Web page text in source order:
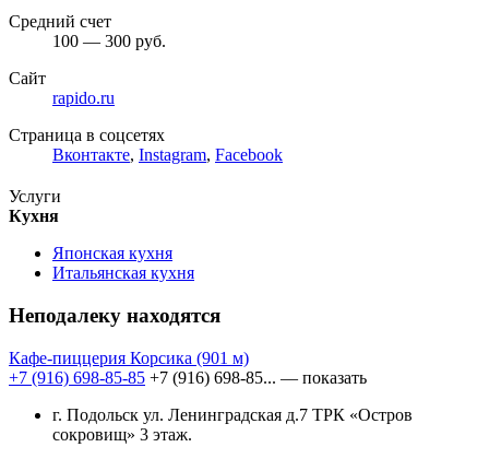
Средний счет
100 — 300 руб.
Сайт
rapido.ru
Страница в соцсетях
Вконтакте, Instagram, Facebook
Услуги
Кухня
Японская кухня
Итальянская кухня
Неподалеку находятся
Кафе-пиццерия Корсика (901 м)
+7 (916) 698-85-85 +7 (916) 698-85... — показать
г. Подольск ул. Ленинградская д.7 ТРК «Остров
сокровищ» 3 этаж.